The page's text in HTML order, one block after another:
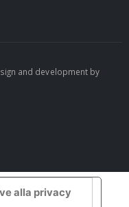
and development by
alla privacy